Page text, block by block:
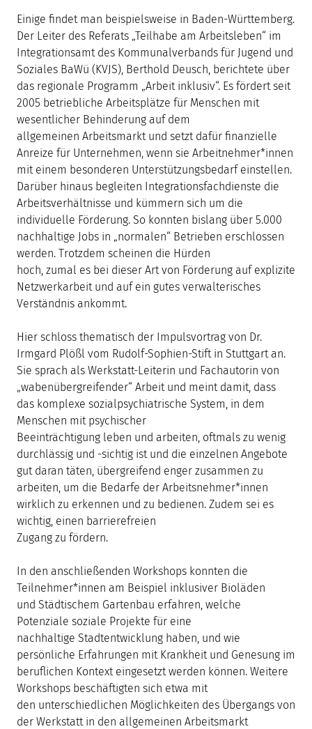
Einige findet man beispielsweise in Baden-Württemberg.
Der Leiter des Referats „Teilhabe am Arbeitsleben“ im
Integrationsamt des Kommunalverbands für Jugend und
Soziales BaWü (KVJS), Berthold Deusch, berichtete über
das regionale Programm „Arbeit inklusiv“. Es fördert seit
2005 betriebliche Arbeitsplätze für Menschen mit
wesentlicher Behinderung auf dem
allgemeinen Arbeitsmarkt und setzt dafür finanzielle
Anreize für Unternehmen, wenn sie Arbeitnehmer*innen
mit einem besonderen Unterstützungsbedarf einstellen.
Darüber hinaus begleiten Integrationsfachdienste die
Arbeitsverhältnisse und kümmern sich um die
individuelle Förderung. So konnten bislang über 5.000
nachhaltige Jobs in „normalen“ Betrieben erschlossen
werden. Trotzdem scheinen die Hürden
hoch, zumal es bei dieser Art von Förderung auf explizite
Netzwerkarbeit und auf ein gutes verwalterisches
Verständnis ankommt.
Hier schloss thematisch der Impulsvortrag von Dr.
Irmgard Plößl vom Rudolf-Sophien-Stift in Stuttgart an.
Sie sprach als Werkstatt-Leiterin und Fachautorin von
„wabenübergreifender“ Arbeit und meint damit, dass
das komplexe sozialpsychiatrische System, in dem
Menschen mit psychischer
Beeinträchtigung leben und arbeiten, oftmals zu wenig
durchlässig und -sichtig ist und die einzelnen Angebote
gut daran täten, übergreifend enger zusammen zu
arbeiten, um die Bedarfe der Arbeitsnehmer*innen
wirklich zu erkennen und zu bedienen. Zudem sei es
wichtig, einen barrierefreien
Zugang zu fördern.
In den anschließenden Workshops konnten die
Teilnehmer*innen am Beispiel inklusiver Bioläden
und Städtischem Gartenbau erfahren, welche
Potenziale soziale Projekte für eine
nachhaltige Stadtentwicklung haben, und wie
persönliche Erfahrungen mit Krankheit und Genesung im
beruflichen Kontext eingesetzt werden können. Weitere
Workshops beschäftigten sich etwa mit
den unterschiedlichen Möglichkeiten des Übergangs von
der Werkstatt in den allgemeinen Arbeitsmarkt